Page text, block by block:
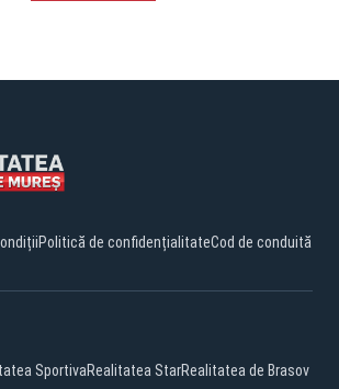
Politică de confidențialitateCod de conduită
SportivaRealitatea StarRealitatea de Brasov